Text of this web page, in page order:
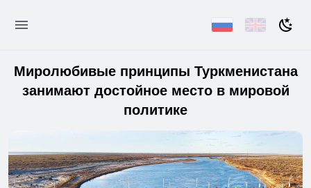
Миролюбивые принципы Туркменистана
занимают достойное место в мировой
политике